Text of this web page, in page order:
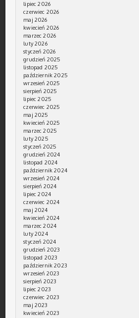
lipiec 2026
czerwiec 2026
maj 2026
kwiecień 2026
marzec 2026
luty 2026
styczeń 2026
grudzień 2025
listopad 2025
październik 2025
wrzesień 2025
sierpień 2025
lipiec 2025
czerwiec 2025
maj 2025
kwiecień 2025
marzec 2025
luty 2025
styczeń 2025
grudzień 2024
listopad 2024
październik 2024
wrzesień 2024
sierpień 2024
lipiec 2024
czerwiec 2024
maj 2024
kwiecień 2024
marzec 2024
luty 2024
styczeń 2024
grudzień 2023
listopad 2023
październik 2023
wrzesień 2023
sierpień 2023
lipiec 2023
czerwiec 2023
maj 2023
kwiecień 2023